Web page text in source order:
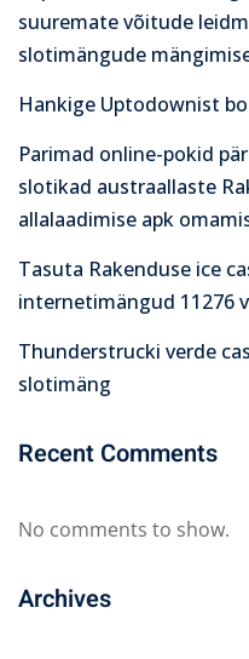
suuremate võitude
slotimängude
Hankige Uptodownist
Parimad online-pokid
slotikad austraallaste
allalaadimise apk
Tasuta Rakenduse ice
internetimängud 11276
Thunderstrucki verde
slotimäng
Recent Comments
No comments to show.
Archives